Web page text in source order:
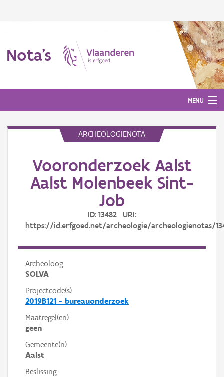
Nota's
MENU
Aanmelden
ARCHEOLOGIENOTA
Vooronderzoek Aalst
Aalst Molenbeek Sint-
Job
ID: 13482 URI:
https://id.erfgoed.net/archeologie/archeologienotas/
Archeoloog
SOLVA
Projectcode(s)
2019B121 - bureauonderzoek
Maatregel(en)
geen
Gemeente(n)
Aalst
Beslissing